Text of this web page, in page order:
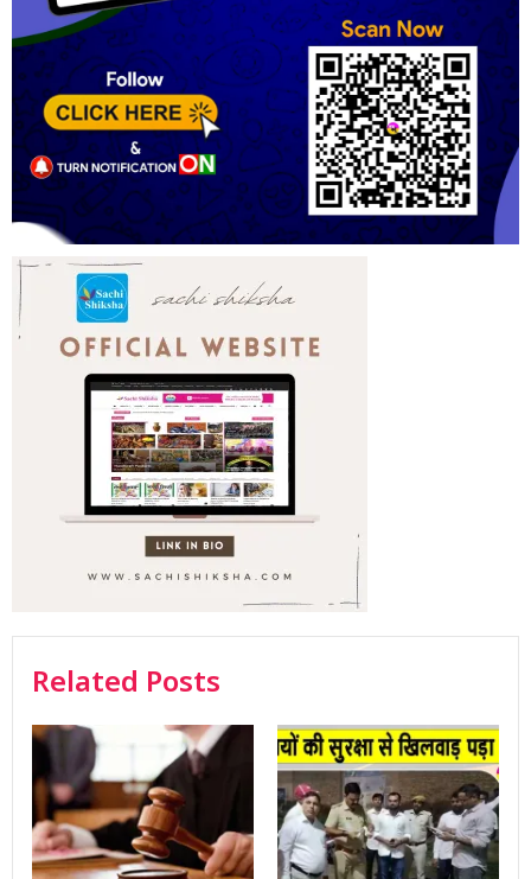
Related Posts